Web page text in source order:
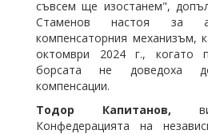
съвсем ще изостанем",
Стаменов настоя за
компенсаторния механизъм,
октомври 2024 г., когато
борсата не доведоха
компенсации.
Тодор Капитанов,
Конфедерацията на